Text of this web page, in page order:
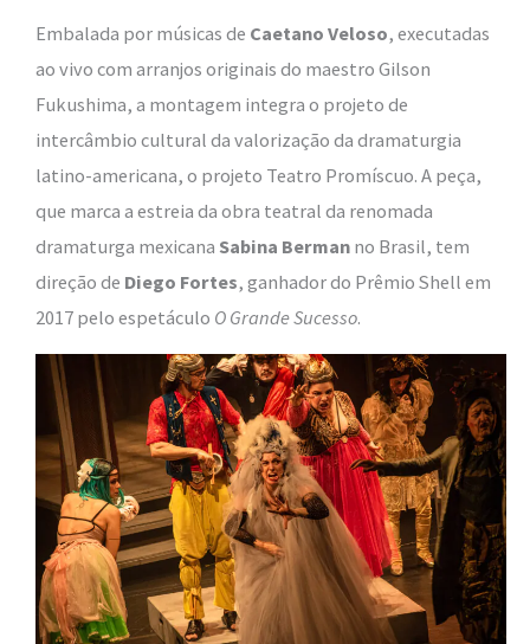
Embalada por músicas de Caetano Veloso, executadas
ao vivo com arranjos originais do maestro Gilson
Fukushima, a montagem integra o projeto de
intercâmbio cultural da valorização da dramaturgia
latino-americana, o projeto Teatro Promíscuo. A peça,
que marca a estreia da obra teatral da renomada
dramaturga mexicana Sabina Berman no Brasil, tem
direção de Diego Fortes, ganhador do Prêmio Shell em
2017 pelo espetáculo O Grande Sucesso.